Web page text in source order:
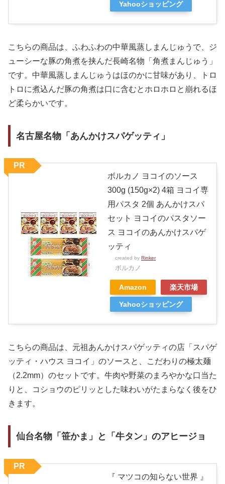
Yahooショッピング
こちらの商品は、ふわふわの中華風蒸しまんじゅうで、ジ
ューシーな豚の角煮を挟んだ長崎名物「角煮まんじゅう」
です。中華風蒸しまんじゅうはほのかに甘味があり、トロ
トロに煮込んだ豚の角煮は口に含むとホロホロと崩れるほ
ど柔らかいです。
名古屋名物「あんかけスパゲッティ」
ボルカノ ヨコイのソース
300g (150g×2) 4箱 ヨコイ専
用パスタ 2個 あんかけスパ
セット ヨコイのパスタソー
ス ヨコイのあんかけスパゲ
ッティ
created by Rinker
ボルカノ
Amazon 楽天市場
Yahooショッピング
PR
こちらの商品は、元祖あんかけスパゲッティの店「スパゲ
ッティ・ハウス ヨコイ」のソースと、こだわりの極太麺
（2.2mm）のセットです。牛肉や野菜のまろやかな口当た
りと、コショウのピリッとした味わいがたまらなく後をひ
きます。
仙台名物「笹かま」と「牛タン」のアヒージョ
『 マツコの知らない世界 』
PR